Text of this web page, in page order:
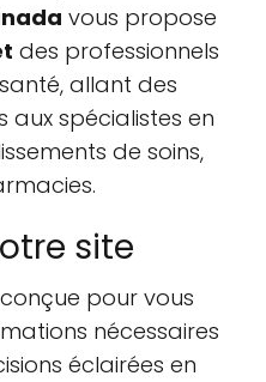
vous propose
des professionnels
allant des
aux spécialistes en
de soins,
site
pour vous
nécessaires
éclairées en